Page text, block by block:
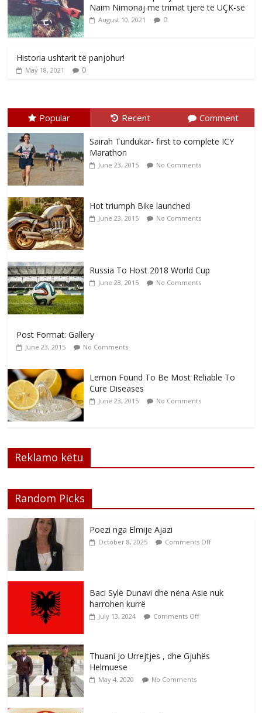
Naim Nimonaj me trimat tjerë të UÇK-së
August 10, 2021 0
Historia ushtarit të panjohur!
May 18, 2021 0
Popular Recent Comment
Sairah Tundukar- first to complete ICY
Marathon
June 23, 2015 No Comments
Hot triumph Bike launched
June 23, 2015 No Comments
Russia To Host 2018 World Cup
June 23, 2015 No Comments
Post Format: Gallery
June 23, 2015 No Comments
Lemon Found To Be Most Reliable To
Cure Diseases
June 23, 2015 No Comments
Reklamo këtu
Random Picks
Poezi nga Elmije Ajazi
October 8, 2025 Comments Off
Baci Sylë Dunavi dhë nëna Asie nuk
harrohen kurrë
July 13, 2024 Comments Off
Thuani Jo Urrejtjes , dhe Gjuhës
Helmuese
May 4, 2020 No Comments